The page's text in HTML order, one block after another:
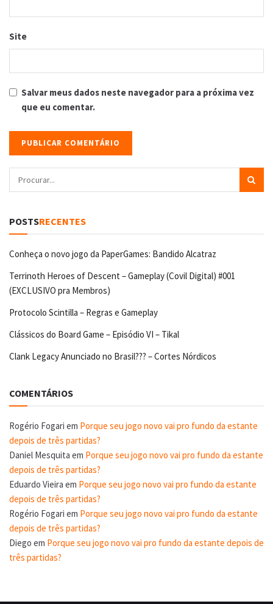
Site
Salvar meus dados neste navegador para a próxima vez
que eu comentar.
POSTSRECENTES
Conheça o novo jogo da PaperGames: Bandido Alcatraz
Terrinoth Heroes of Descent – Gameplay (Covil Digital) #001
(EXCLUSIVO pra Membros)
Protocolo Scintilla – Regras e Gameplay
Clássicos do Board Game – Episódio VI – Tikal
Clank Legacy Anunciado no Brasil??? – Cortes Nórdicos
COMENTÁRIOS
Rogério Fogari em Porque seu jogo novo vai pro fundo da estante
depois de três partidas?
Daniel Mesquita em Porque seu jogo novo vai pro fundo da estante
depois de três partidas?
Eduardo Vieira em Porque seu jogo novo vai pro fundo da estante
depois de três partidas?
Rogério Fogari em Porque seu jogo novo vai pro fundo da estante
depois de três partidas?
Diego em Porque seu jogo novo vai pro fundo da estante depois de
três partidas?